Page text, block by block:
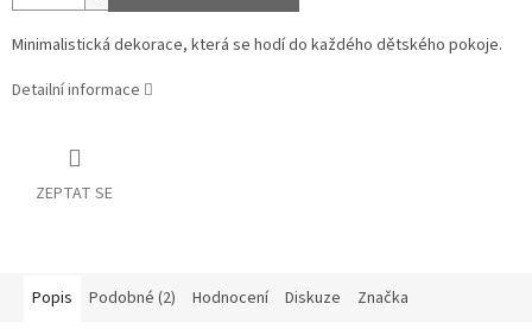
Minimalistická dekorace, která se hodí do každého dětského pokoje.
Detailní informace
ZEPTAT SE
Popis Podobné (2) Hodnocení Diskuze Značka